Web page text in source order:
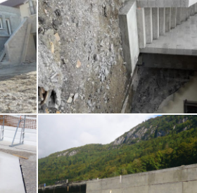
et
rénovation
et
rénovation